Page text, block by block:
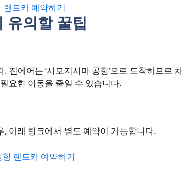
렌트카 예약하기
유의할 꿀팁
진에어는 ‘시모지시마 공항’으로 도착하므로 차
요한 이동을 줄일 수 있습니다.
아래 링크에서 별도 예약이 가능합니다.
렌트카 예약하기